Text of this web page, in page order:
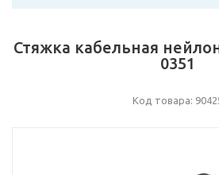
Стяжка кабельная
0351
Код товара: